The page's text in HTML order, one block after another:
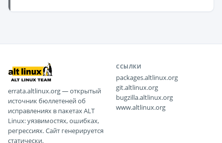
errata.altlinux.org — открытый
источник бюллетеней об
исправлениях в пакетах ALT
Linux: уязвимостях, ошибках,
регрессиях. Сайт генерируется
статически.
ССЫЛКИ
packages.altlinux.org
git.altlinux.org
bugzilla.altlinux.org
www.altlinux.org